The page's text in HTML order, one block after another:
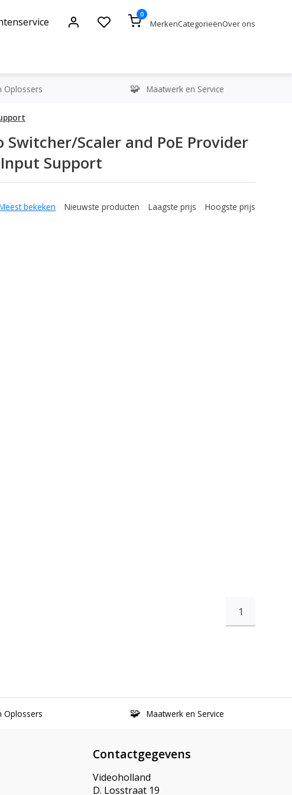
0
MerkenCategorieënOver ons
Oplossers Maatwerk en Service
Scaler and PoE Provider
Input Support
bekeken Nieuwste producten Laagste prijs Hoogste prijs
1
Oplossers Maatwerk en Service
Contactgegevens
Videoholland
D. Losstraat 19